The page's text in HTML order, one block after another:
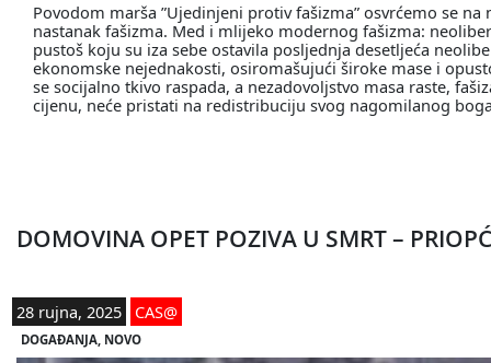
Povodom marša ”Ujedinjeni protiv fašizma” osvrćemo se
nastanak fašizma. Med i mlijeko modernog fašizma:
pustoš koju su iza sebe ostavila posljednja desetljeća
ekonomske nejednakosti, osiromašujući široke mase i
se socijalno tkivo raspada, a nezadovoljstvo masa raste,
cijenu, neće pristati na redistribuciju svog nagomilanog
DOMOVINA OPET POZIVA U SMRT –
28 rujna, 2025 CAS@
DOGAĐANJA NOVO